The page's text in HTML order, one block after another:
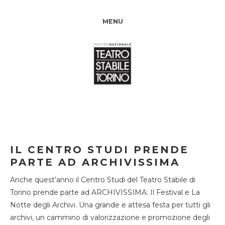
MENU
IL CENTRO STUDI PRENDE
PARTE AD ARCHIVISSIMA
Anche quest’anno il Centro Studi del Teatro Stabile di
Torino prende parte ad ARCHIVISSIMA. Il Festival e La
Notte degli Archivi. Una grande e attesa festa per tutti gli
archivi, un cammino di valorizzazione e promozione degli